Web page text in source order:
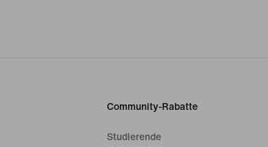
Community-Rabatte
Studierende